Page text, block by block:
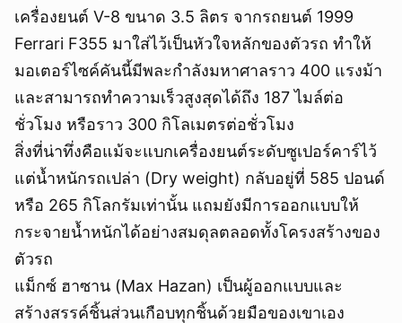
เครื่องยนต์ V-8 ขนาด 3.5 ลิตร จากรถยนต์ 1999
Ferrari F355 มาใส่ไว้เป็นหัวใจหลักของตัวรถ ทำให้
มอเตอร์ไซค์คันนี้มีพละกำลังมหาศาลราว 400 แรงม้า
และสามารถทำความเร็วสูงสุดได้ถึง 187 ไมล์ต่อ
ชั่วโมง หรือราว 300 กิโลเมตรต่อชั่วโมง
สิ่งที่น่าทึ่งคือแม้จะแบกเครื่องยนต์ระดับซูเปอร์คาร์ไว้
แต่น้ำหนักรถเปล่า (Dry weight) กลับอยู่ที่ 585 ปอนด์
หรือ 265 กิโลกรัมเท่านั้น แถมยังมีการออกแบบให้
กระจายน้ำหนักได้อย่างสมดุลตลอดทั้งโครงสร้างของ
ตัวรถ
แม็กซ์ ฮาซาน (Max Hazan) เป็นผู้ออกแบบและ
สร้างสรรค์ชิ้นส่วนเกือบทุกชิ้นด้วยมือของเขาเอง